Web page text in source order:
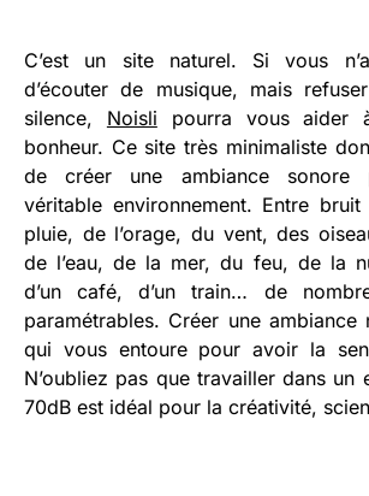
C’est un site naturel. Si vous
d’écouter de musique, mais
silence, Noisli pourra vous aider
bonheur. Ce site très minimaliste
de créer une ambiance sonore
véritable environnement. Entre
pluie, de l’orage, du vent, des
de l’eau, de la mer, du feu, de la
d’un café, d’un train… de
paramétrables. Créer une ambiance
qui vous entoure pour avoir la
N’oubliez pas que travailler dans un
70dB est idéal pour la créativité,